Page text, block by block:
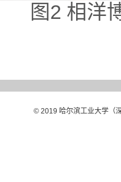
图2 相洋
© 2019 哈尔滨工业大学（